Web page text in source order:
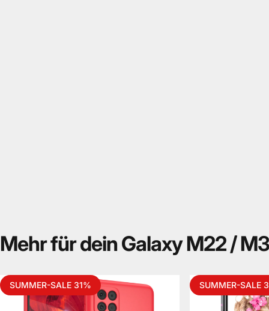
MehrfürdeinGalaxyM22/
SUMMER-SALE 31% SUMMER-SALE